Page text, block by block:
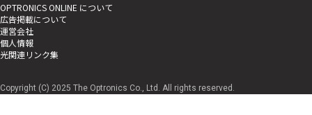
OPTRONICS ONLINE について
広告掲載について
運営会社
個人情報
光関連リンク集
Copyright (C) 2025 The Optronics Co., Ltd. All rights reserved.